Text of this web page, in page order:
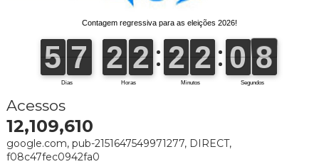
Acessos
12,109,610
google.com, pub-2151647549971277, DIRECT,
f08c47fec0942fa0